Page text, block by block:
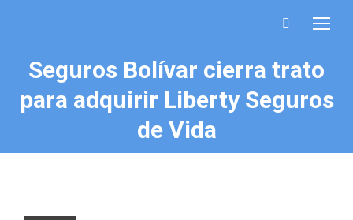
Buscar:
Seguros Bolívar cierra trato
para adquirir Liberty Seguros
de Vida
Estás aquí: